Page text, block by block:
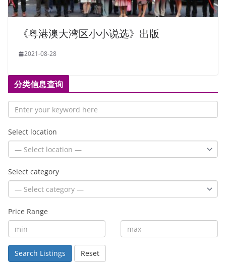
《粤港澳大湾区小小说选》出版
2021-08-28
分类信息查询
Select location
Select category
Price Range
Search Listings Reset